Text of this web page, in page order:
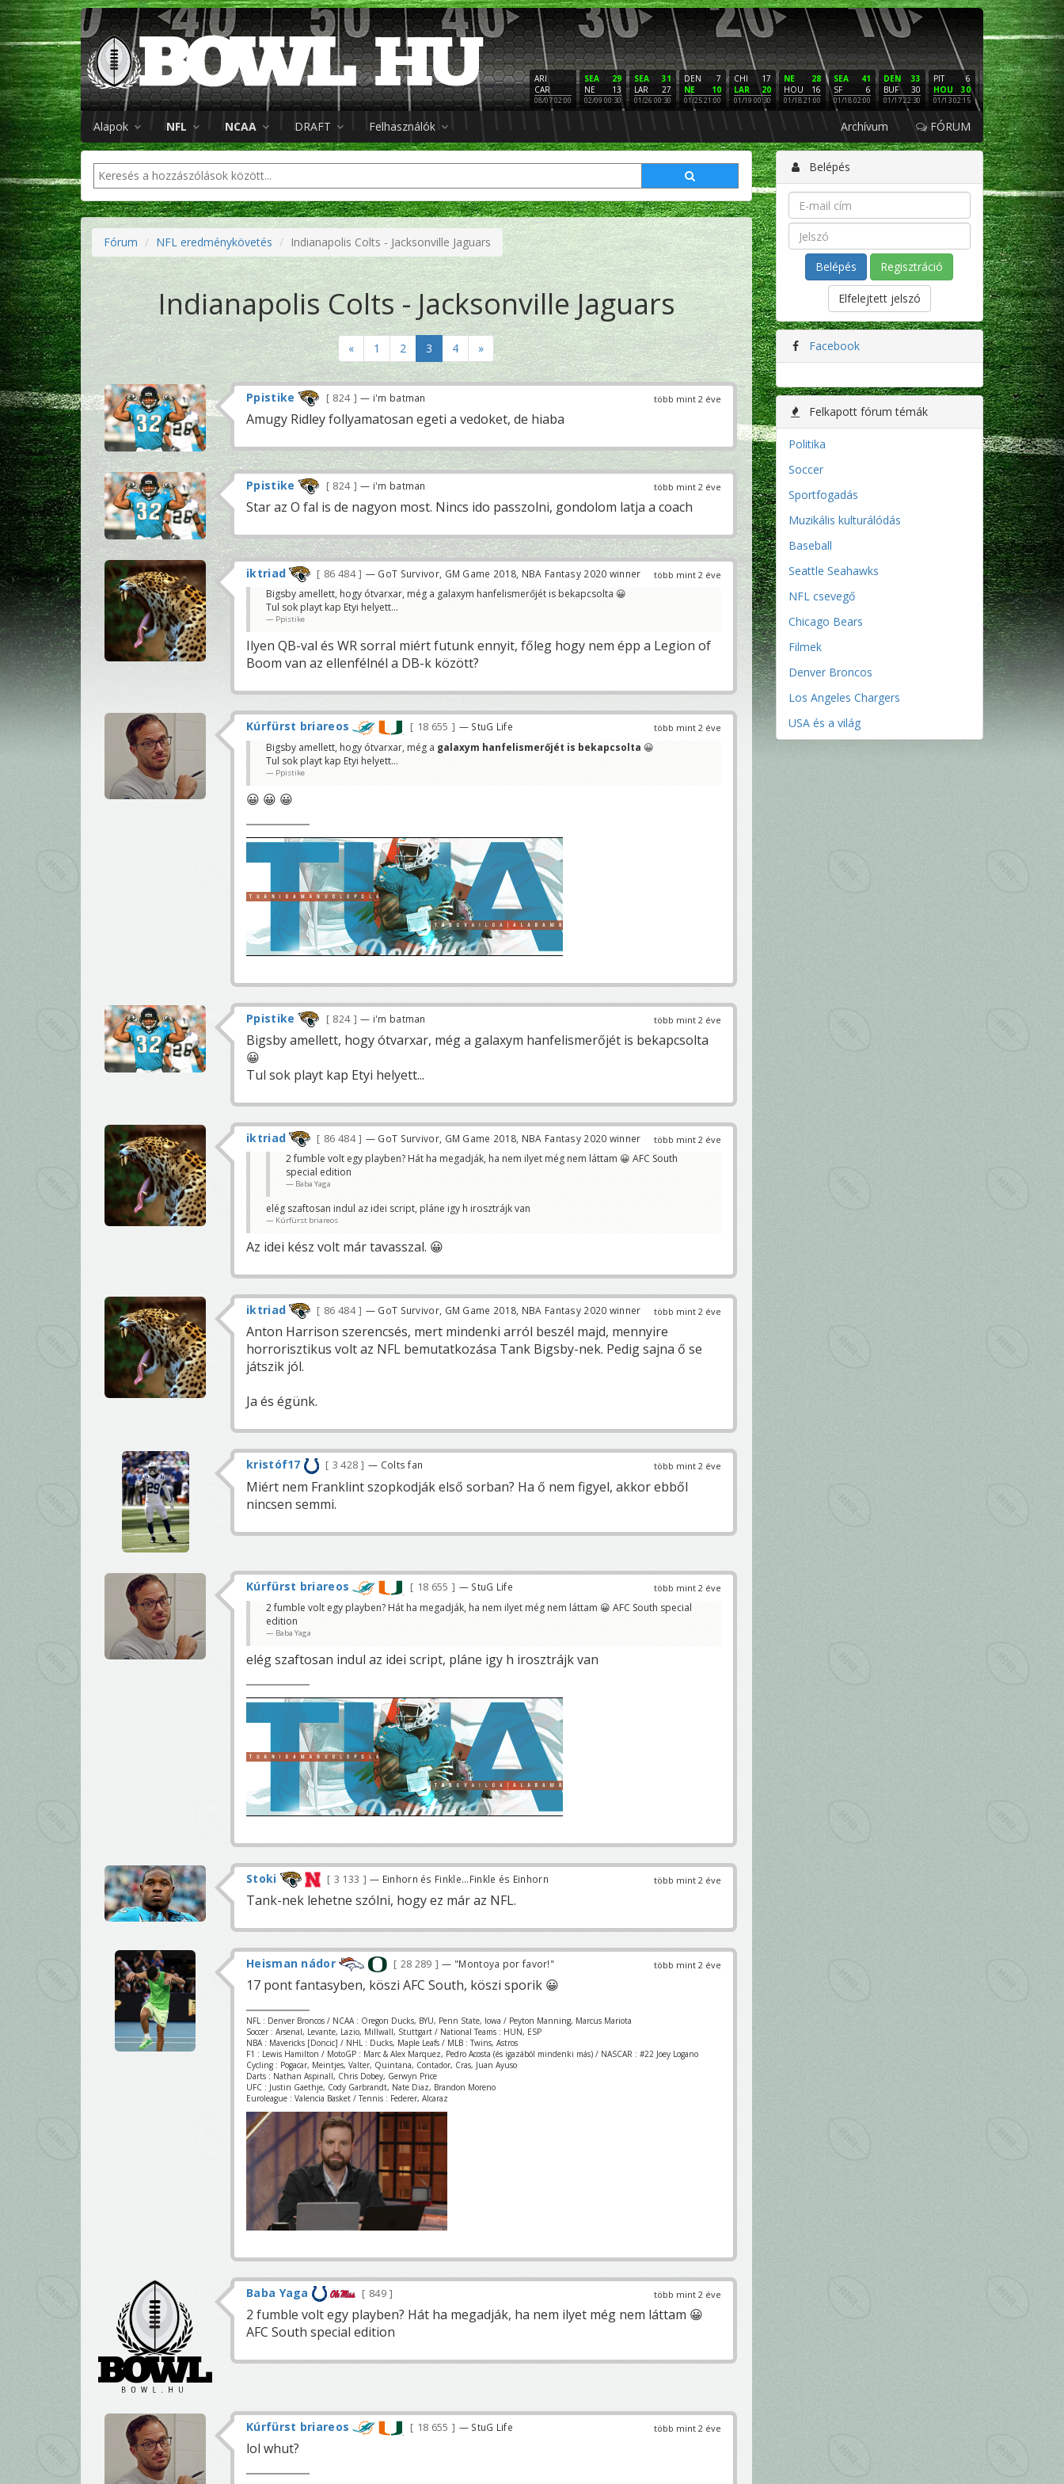
ARI
CAR
08/07 02:00
29
SEA
13
NE
02/09 00:30
31
SEA
27
LAR
01/26 00:30
7
DEN
10
NE
01/25 21:00
17
CHI
20
LAR
01/19 00:30
28
NE
16
HOU
01/18 21:00
41
SEA
6
SF
01/18 02:00
33
DEN
30
BUF
01/17 22:30
6
PIT
30
HOU
01/13 02:15
16
NE
3
LAC
01/12 02:00
PHI
SF
01/11
Alapok NFL NCAA DRAFT Felhasználók Archívum FÓRUM
Fórum NFL eredménykövetés Indianapolis Colts - Jacksonville Jaguars
Indianapolis Colts - Jacksonville Jaguars
« 1 2 3 4 »
több mint 2 éve
Ppistike 824 — i'm batman
Amugy Ridley follyamatosan egeti a vedoket, de hiaba
több mint 2 éve
Ppistike 824 — i'm batman
Star az O fal is de nagyon most. Nincs ido passzolni, gondolom latja a coach
több mint 2 éve
iktriad 86 484 — GoT Survivor, GM Game 2018, NBA Fantasy 2020 winner
Bigsby amellett, hogy ótvarxar, még a galaxym hanfelismerőjét is bekapcsolta 😀
Tul sok playt kap Etyi helyett...
Ppistike
Ilyen QB-val és WR sorral miért futunk ennyit, főleg hogy nem épp a Legion of
Boom van az ellenfélnél a DB-k között?
több mint 2 éve
Kúrfürst briareos 18 655 — StuG Life
Bigsby amellett, hogy ótvarxar, még a galaxym hanfelismerőjét is bekapcsolta 😀
Tul sok playt kap Etyi helyett...
Ppistike
😀 😀 😀
több mint 2 éve
Ppistike 824 — i'm batman
Bigsby amellett, hogy ótvarxar, még a galaxym hanfelismerőjét is bekapcsolta
😀
Tul sok playt kap Etyi helyett...
több mint 2 éve
iktriad 86 484 — GoT Survivor, GM Game 2018, NBA Fantasy 2020 winner
2 fumble volt egy playben? Hát ha megadják, ha nem ilyet még nem láttam 😀 AFC South
special edition
Baba Yaga
elég szaftosan indul az idei script, pláne igy h irosztrájk van
Kúrfürst briareos
Az idei kész volt már tavasszal. 😀
több mint 2 éve
iktriad 86 484 — GoT Survivor, GM Game 2018, NBA Fantasy 2020 winner
Anton Harrison szerencsés, mert mindenki arról beszél majd, mennyire
horrorisztikus volt az NFL bemutatkozása Tank Bigsby-nek. Pedig sajna ő se
játszik jól.
Ja és égünk.
több mint 2 éve
kristóf17 3 428 — Colts fan
Miért nem Franklint szopkodják első sorban? Ha ő nem figyel, akkor ebből
nincsen semmi.
több mint 2 éve
Kúrfürst briareos 18 655 — StuG Life
2 fumble volt egy playben? Hát ha megadják, ha nem ilyet még nem láttam 😀 AFC South special
edition
Baba Yaga
elég szaftosan indul az idei script, pláne igy h irosztrájk van
több mint 2 éve
Stoki 3 133 — Einhorn és Finkle...Finkle és Einhorn
Tank-nek lehetne szólni, hogy ez már az NFL.
több mint 2 éve
Heisman nádor 28 289 — "Montoya por favor!"
17 pont fantasyben, köszi AFC South, köszi sporik 😀
NFL : Denver Broncos / NCAA : Oregon Ducks, BYU, Penn State, Iowa / Peyton Manning, Marcus Mariota
Soccer : Arsenal, Levante, Lazio, Millwall, Stuttgart / National Teams : HUN, ESP
NBA : Mavericks [Doncic] / NHL : Ducks, Maple Leafs / MLB : Twins, Astros
F1 : Lewis Hamilton / MotoGP : Marc & Alex Marquez, Pedro Acosta (és igazából mindenki más) / NASCAR : #22 Joey Logano
Cycling : Pogacar, Meintjes, Valter, Quintana, Contador, Cras, Juan Ayuso
Darts : Nathan Aspinall, Chris Dobey, Gerwyn Price
UFC : Justin Gaethje, Cody Garbrandt, Nate Diaz, Brandon Moreno
Euroleague : Valencia Basket / Tennis : Federer, Alcaraz
több mint 2 éve
Baba Yaga 849
2 fumble volt egy playben? Hát ha megadják, ha nem ilyet még nem láttam 😀
AFC South special edition
több mint 2 éve
Kúrfürst briareos 18 655 — StuG Life
lol whut?
Belépés
Regisztráció
Elfelejtett jelszó
Facebook
Felkapott fórum témák
Politika
Soccer
Sportfogadás
Muzikális kulturálódás
Baseball
Seattle Seahawks
NFL csevegő
Chicago Bears
Filmek
Denver Broncos
Los Angeles Chargers
USA és a világ